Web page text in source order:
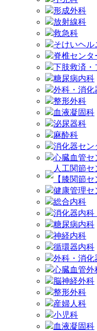
形成外科
放射線科
救急科
そけいヘル
脊椎センタ
下肢救済・
糖尿病内科
外科・消化
整形外科
血液凝固科
泌尿器科
麻酔科
消化器セン
心臓血管セ
人工関節セ
【膝関節セ
健康管理セ
総合内科
消化器内科
糖尿病内科
神経内科
循環器内科
外科・消化
心臓血管外
脳神経外科
整形外科
産婦人科
小児科
血液凝固科